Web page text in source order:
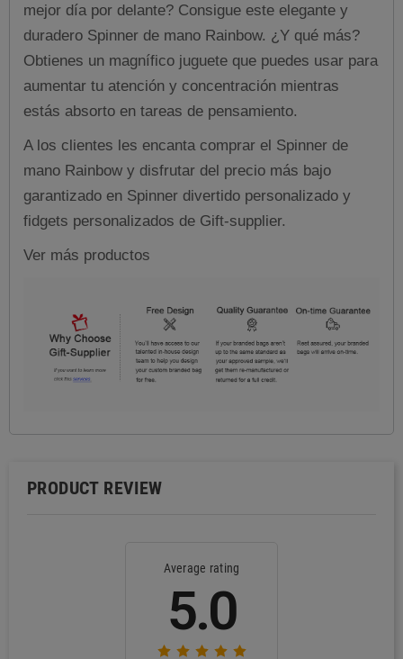
mejor día por delante? Consigue este elegante y
duradero Spinner de mano Rainbow. ¿Y qué más?
Obtienes un magnífico juguete que puedes usar para
aumentar tu atención y concentración mientras
estás absorto en tareas de pensamiento.
A los clientes les encanta comprar el Spinner de
mano Rainbow y disfrutar del precio más bajo
garantizado en Spinner divertido personalizado y
fidgets personalizados de Gift-supplier.
Ver más productos
PRODUCT REVIEW
Average rating
5.0